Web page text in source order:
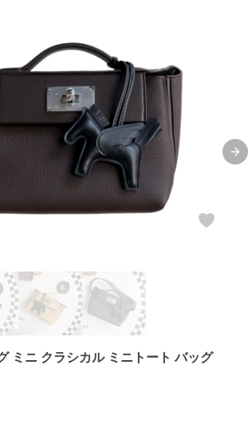
ミニ クラシカル ミニトート バッグ